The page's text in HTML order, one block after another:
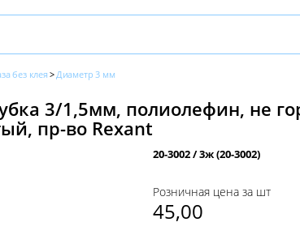
без клея Диаметр 3 мм
3/1,5мм, полиолефин, не
пр-во Rexant
20-3002 / 3ж (20-3002)
Розничная цена за шт
45,00